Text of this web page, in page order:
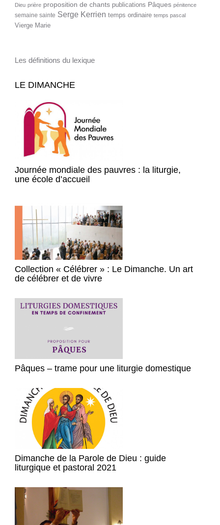
Dieu prière proposition de chants publications Pâques pénitence
semaine sainte Serge Kerrien temps ordinaire temps pascal
Vierge Marie
Les définitions du lexique
LE DIMANCHE
Journée mondiale des pauvres : la liturgie,
une école d’accueil
Collection « Célébrer » : Le Dimanche. Un art
de célébrer et de vivre
Pâques – trame pour une liturgie domestique
Dimanche de la Parole de Dieu : guide
liturgique et pastoral 2021